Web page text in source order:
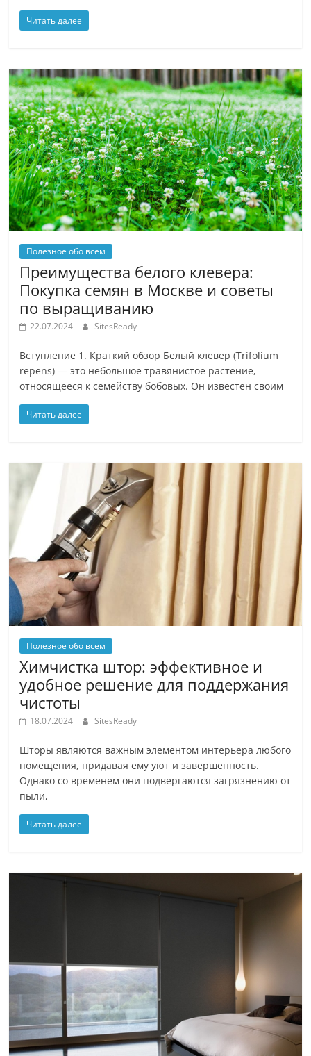
Читать далее
Полезное обо всем
Преимущества белого клевера:
Покупка семян в Москве и советы
по выращиванию
22.07.2024 SitesReady
Вступление 1. Краткий обзор Белый клевер (Trifolium
repens) — это небольшое травянистое растение,
относящееся к семейству бобовых. Он известен своим
Читать далее
Полезное обо всем
Химчистка штор: эффективное и
удобное решение для поддержания
чистоты
18.07.2024 SitesReady
Шторы являются важным элементом интерьера любого
помещения, придавая ему уют и завершенность.
Однако со временем они подвергаются загрязнению от
пыли,
Читать далее